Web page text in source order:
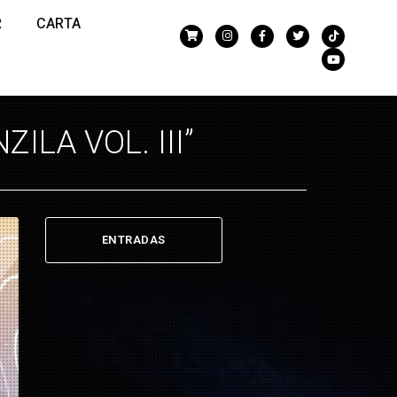
CARTA
VOL. III”
ENTRADAS